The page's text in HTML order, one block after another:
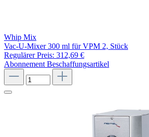
Whip Mix
Vac-U-Mixer 300 ml für VPM 2, Stück
Regulärer Preis: 312,69 €
Abonnement Beschaffungsartikel